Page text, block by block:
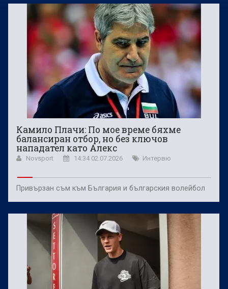
Камило Плачи: По мое време бяхме
балансиран отбор, но без ключов
нападател като Алекс
Novsport 14:34 02.07.2026 Интервю
Привързан съм към България и българския волейбол